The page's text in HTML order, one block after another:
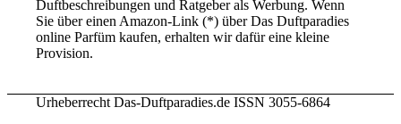
Duftbeschreibungen und Ratgeber als Werbung. Wenn
Sie über einen Amazon-Link (*) über Das Duftparadies
online Parfüm kaufen, erhalten wir dafür eine kleine
Provision.
Urheberrecht Das-Duftparadies.de ISSN 3055-6864